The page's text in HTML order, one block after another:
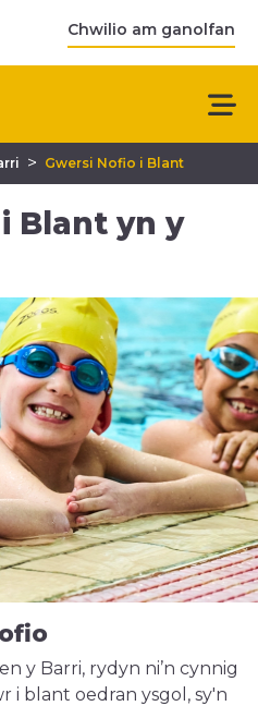
Chwilio am ganolfan
> Gwersi Nofio i Blant
Blant yn y
y Barri, rydyn ni’n cynnig
i blant oedran ysgol, sy'n